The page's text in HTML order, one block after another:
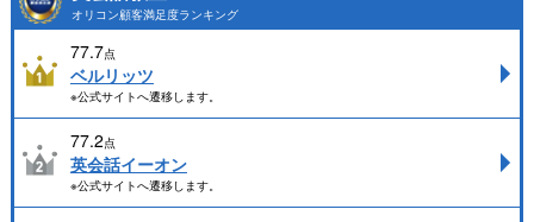
オリコン顧客満足度ランキング
77.7点
ベルリッツ
※公式サイトへ遷移します。
77.2点
英会話イーオン
※公式サイトへ遷移します。